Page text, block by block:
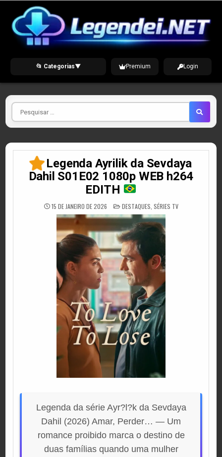
content
📂 Categorias▼ Premium Login
Pesquisar
por
Legenda Ayrilik da Sevdaya
Dahil S01E02 1080p WEB h264
EDITH
15 DE JANEIRO DE 2026 POSTED
IN
DESTAQUES SÉRIES TV
Legenda da série Ayr?l?k da Sevdaya
Dahil (2026) Amar, Perder… — Um
romance proibido marca o destino de
duas famílias quando uma mulher